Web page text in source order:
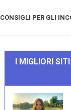
CONSIGLI PER GLI
I MIGLIORI